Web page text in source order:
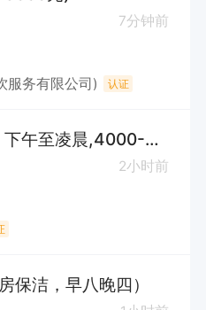
7分钟前
服务有限公司) 认证
餐饮店服务员(夜班，下午至凌晨,4000-5000/月)
2小时前
保洁，早八晚四）